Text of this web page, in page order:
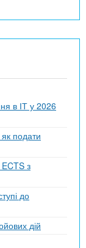
в ІТ у 2026
подати
з
до
дій